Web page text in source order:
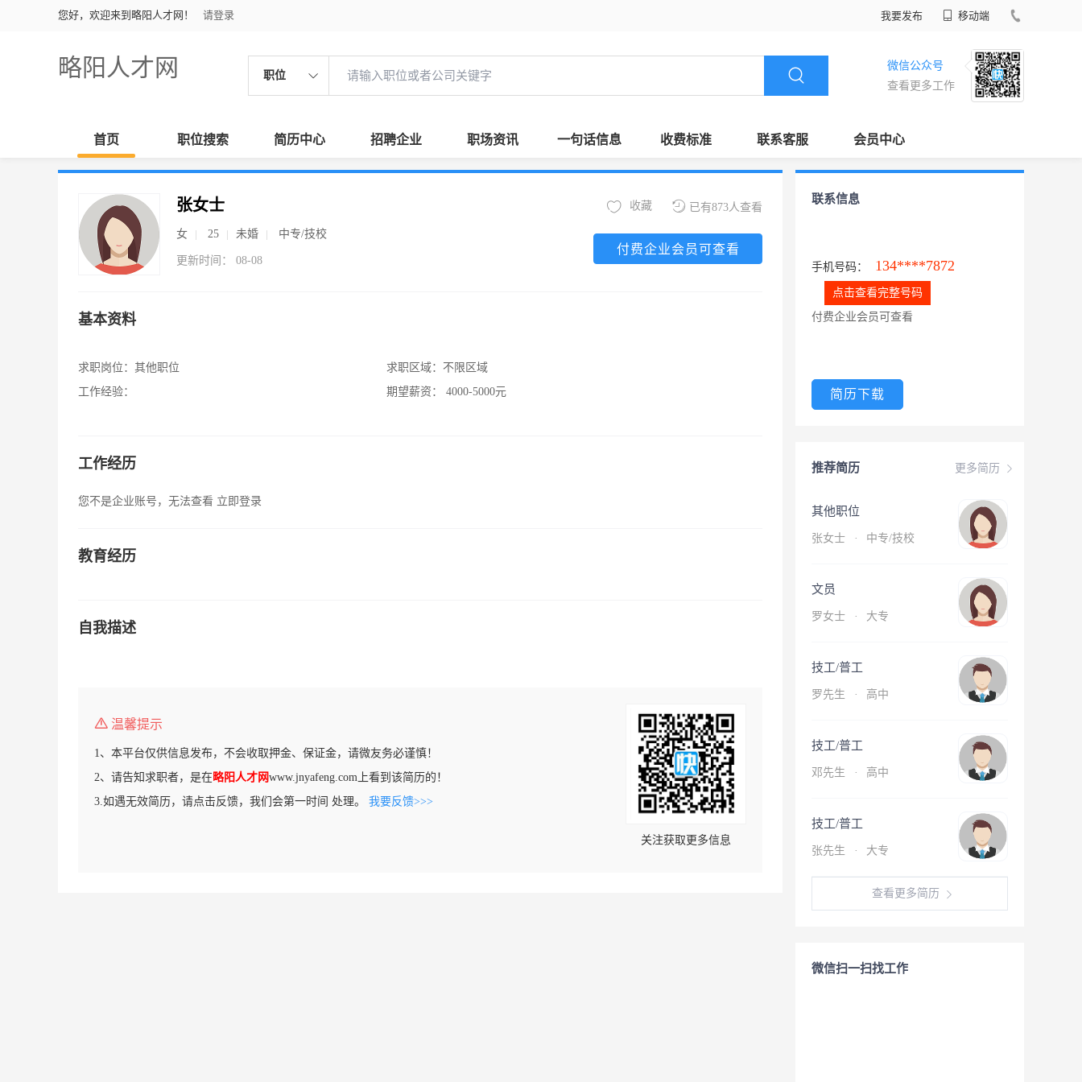
您好，欢迎来到略阳人才网！ 请登录 我要发布 移动端
略阳人才网 职位
微信公众号
查看更多工作
首页 职位搜索 简历中心 招聘企业 职场资讯 一句话信息 收费标准 联系客服 会员中心
张女士
女 25 未婚 中专/技校
更新时间： 08-08
已有873人查看
收藏
付费企业会员可查看
基本资料
求职岗位： 其他职位
工作经验：
求职区域： 不限区域
期望薪资：
4000-5000元
工作经历
您不是企业账号，无法查看 立即登录
教育经历
自我描述
温馨提示
1、本平台仅供信息发布，不会收取押金、保证金，请微友务必谨慎！
2、请告知求职者，是在略阳人才网www.jnyafeng.com上看到该简历的！
3.如遇无效简历，请点击反馈，我们会第一时间 处理。 我要反馈>>>
关注获取更多信息
联系信息
手机号码： 134****7872
点击查看完整号码
付费企业会员可查看
简历下载
更多简历
推荐简历
其他职位
张女士 · 中专/技校
文员
罗女士 · 大专
技工/普工
罗先生 · 高中
技工/普工
邓先生 · 高中
技工/普工
张先生 · 大专
查看更多简历
微信扫一扫找工作